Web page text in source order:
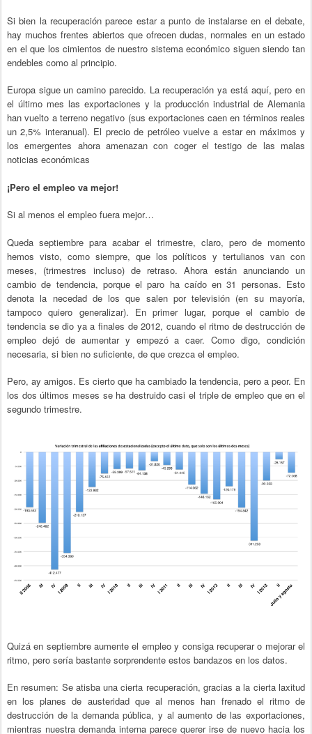
Si bien la recuperación parece estar a punto de instalarse en el debate,
hay muchos frentes abiertos que ofrecen dudas, normales en un estado
en el que los cimientos de nuestro sistema económico siguen siendo tan
endebles como al principio.
Europa sigue un camino parecido. La recuperación ya está aquí, pero en
el último mes las exportaciones y la producción industrial de Alemania
han vuelto a terreno negativo (sus exportaciones caen en términos reales
un 2,5% interanual). El precio de petróleo vuelve a estar en máximos y
los emergentes ahora amenazan con coger el testigo de las malas
noticias económicas
¡Pero el empleo va mejor!
Si al menos el empleo fuera mejor…
Queda septiembre para acabar el trimestre, claro, pero de momento
hemos visto, como siempre, que los políticos y tertulianos van con
meses, (trimestres incluso) de retraso. Ahora están anunciando un
cambio de tendencia, porque el paro ha caído en 31 personas. Esto
denota la necedad de los que salen por televisión (en su mayoría,
tampoco quiero generalizar). En primer lugar, porque el cambio de
tendencia se dio ya a finales de 2012, cuando el ritmo de destrucción de
empleo dejó de aumentar y empezó a caer. Como digo, condición
necesaria, si bien no suficiente, de que crezca el empleo.
Pero, ay amigos. Es cierto que ha cambiado la tendencia, pero a peor. En
los dos últimos meses se ha destruido casi el triple de empleo que en el
segundo trimestre.
Quizá en septiembre aumente el empleo y consiga recuperar o mejorar el
ritmo, pero sería bastante sorprendente estos bandazos en los datos.
En resumen: Se atisba una cierta recuperación, gracias a la cierta laxitud
en los planes de austeridad que al menos han frenado el ritmo de
destrucción de la demanda pública, y al aumento de las exportaciones,
mientras nuestra demanda interna parece querer irse de nuevo hacia los